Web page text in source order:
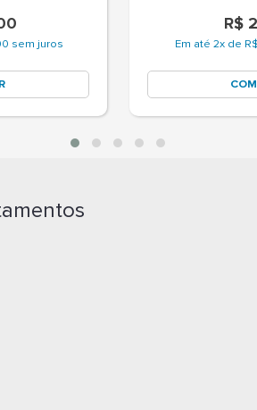
sem juros
R$
Em até 2x de